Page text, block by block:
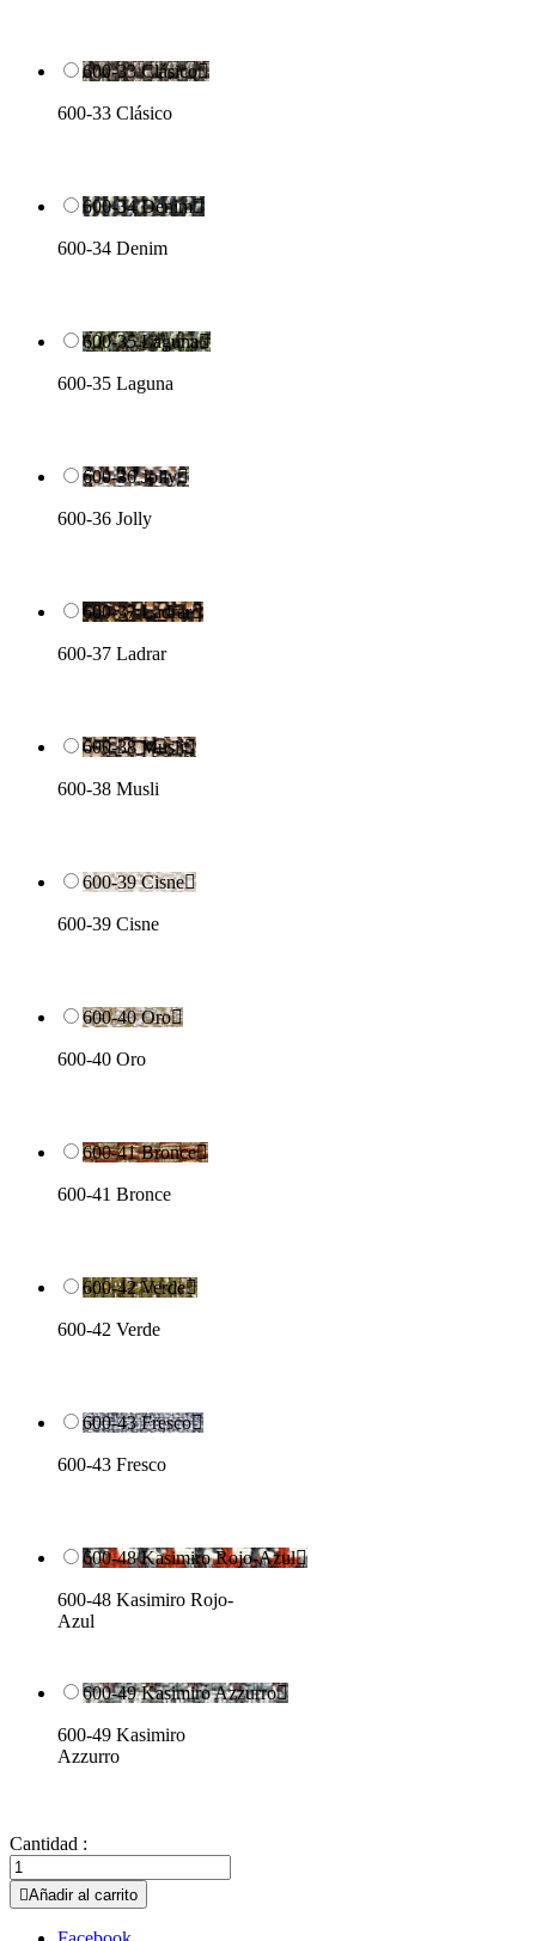
600-33 Clásico
600-33 Clásico
600-34 Denim
600-34 Denim
600-35 Laguna
600-35 Laguna
600-36 Jolly
600-36 Jolly
600-37 Ladrar
600-37 Ladrar
600-38 Musli
600-38 Musli
600-39 Cisne
600-39 Cisne
600-40 Oro
600-40 Oro
600-41 Bronce
600-41 Bronce
600-42 Verde
600-42 Verde
600-43 Fresco
600-43 Fresco
600-48 Kasimiro Rojo-Azul
600-48 Kasimiro Rojo-
Azul
600-49 Kasimiro Azzurro
600-49 Kasimiro
Azzurro
Cantidad :
Añadir al carrito